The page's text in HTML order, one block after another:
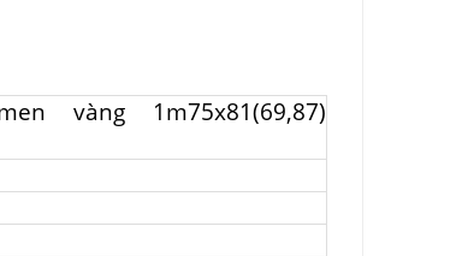
vàng 1m75x81(69,87)